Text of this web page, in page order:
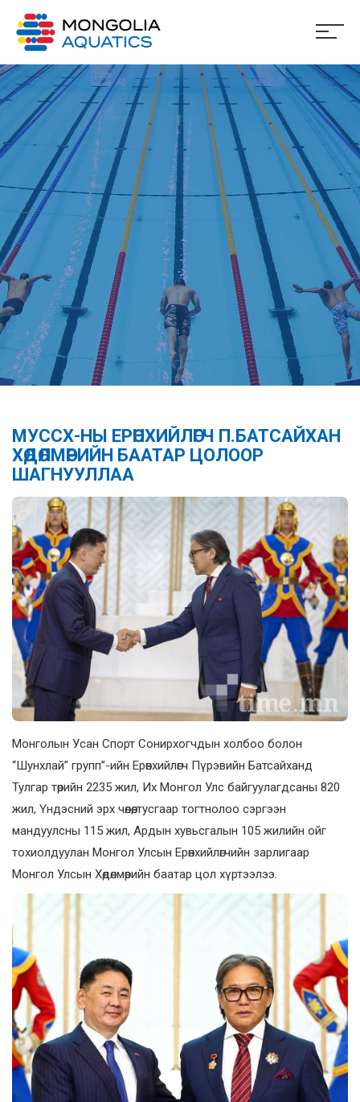
МУССХ-НЫ ЕРӨНХИЙЛӨГЧ П.БАТСАЙХАН
ХӨДӨЛМӨРИЙН БААТАР ЦОЛООР
ШАГНУУЛЛАА
Монголын Усан Спорт Сонирхогчдын холбоо болон
“Шунхлай” групп”-ийн Ерөнхийлөгч Пүрэвийн Батсайханд
Тулгар төрийн 2235 жил, Их Монгол Улс байгуулагдсаны 820
жил, Үндэсний эрх чөлөө, тусгаар тогтнолоо сэргээн
мандуулсны 115 жил, Ардын хувьсгалын 105 жилийн ойг
тохиолдуулан Монгол Улсын Ерөнхийлөгчийн зарлигаар
Монгол Улсын Хөдөлмөрийн баатар цол хүртээлээ.